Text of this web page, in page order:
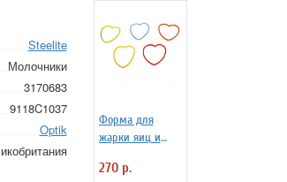
Steelite
Молочники
3170683
9118C1037
Optik
Форма для
жарки яиц и
силиконовая
270 р.